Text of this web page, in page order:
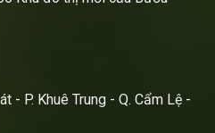
- P. Khuê Trung - Q. Cẩm Lệ -